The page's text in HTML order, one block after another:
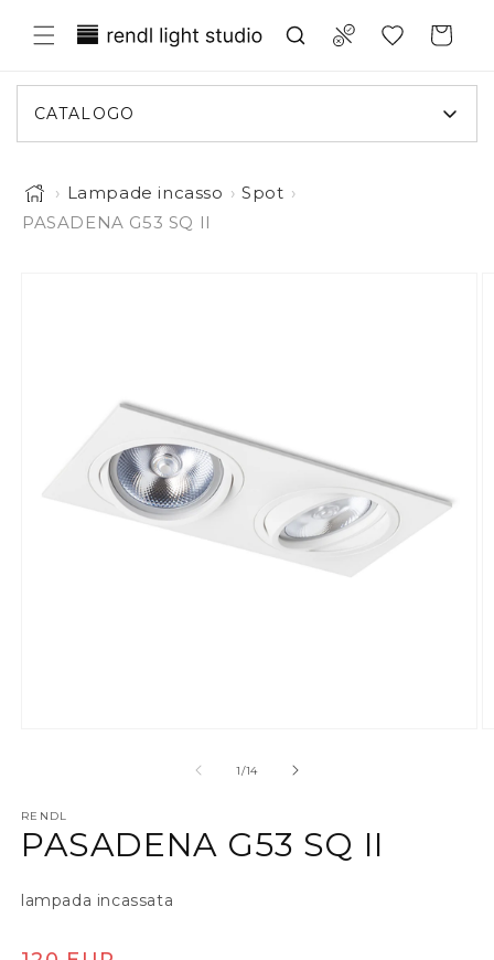
ai contenuti Compare
Translation missing: Carrello
CATALOGO
› Lampade incasso › Spot ›
PASADENA G53 SQ II
1/su
14
RENDL
PASADENA G53 SQ II
lampada incassata